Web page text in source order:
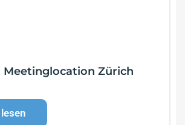
Meetinglocation Zürich